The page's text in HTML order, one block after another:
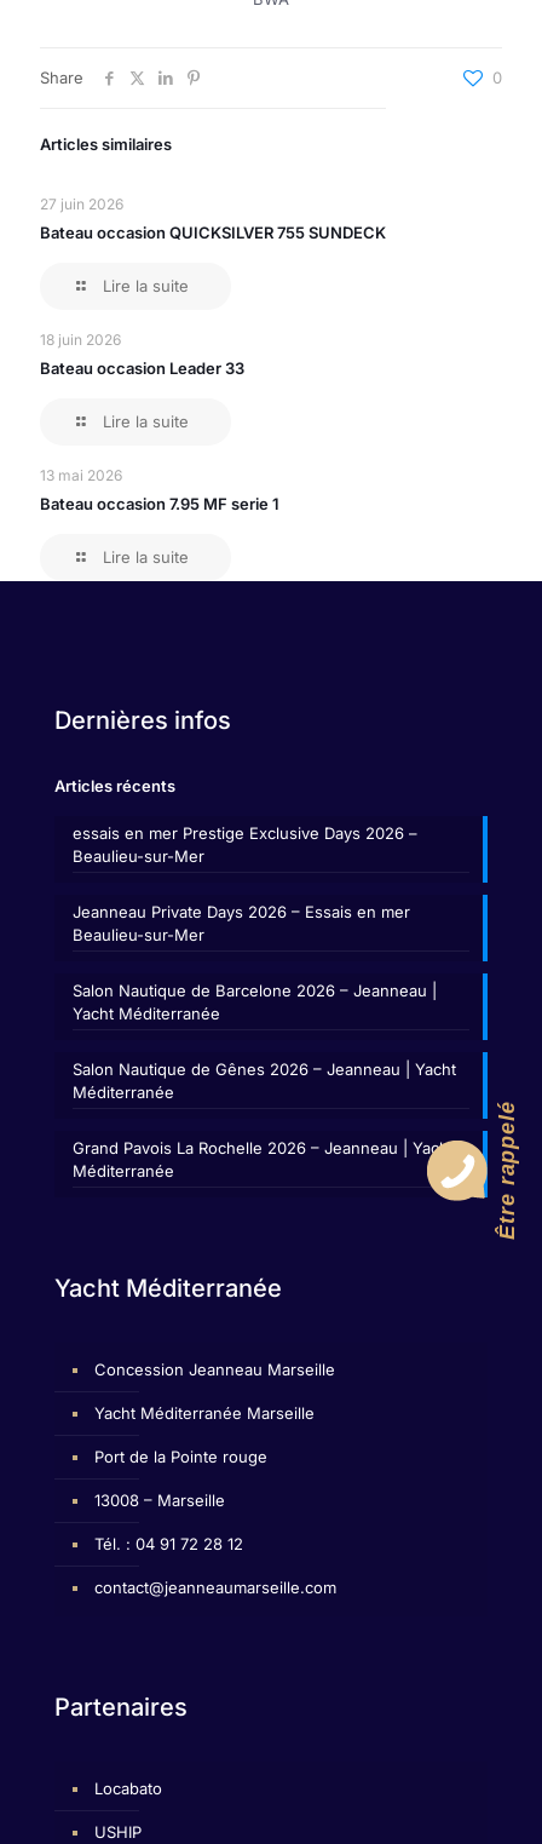
Share 0
Articles similaires
27 juin 2026
Bateau occasion QUICKSILVER 755 SUNDECK
Lire la suite
18 juin 2026
Bateau occasion Leader 33
Lire la suite
13 mai 2026
Bateau occasion 7.95 MF serie 1
Lire la suite
Dernières infos
Articles récents
essais en mer Prestige Exclusive Days 2026 –
Beaulieu-sur-Mer
Jeanneau Private Days 2026 – Essais en mer
Beaulieu-sur-Mer
Salon Nautique de Barcelone 2026 – Jeanneau |
Yacht Méditerranée
Salon Nautique de Gênes 2026 – Jeanneau | Yacht
Méditerranée
Grand Pavois La Rochelle 2026 – Jeanneau | Yacht
Méditerranée
Yacht Méditerranée
Concession Jeanneau Marseille
Yacht Méditerranée Marseille
Port de la Pointe rouge
13008 – Marseille
Tél. : 04 91 72 28 12
contact@jeanneaumarseille.com
Partenaires
Locabato
USHIP
Être rappelé